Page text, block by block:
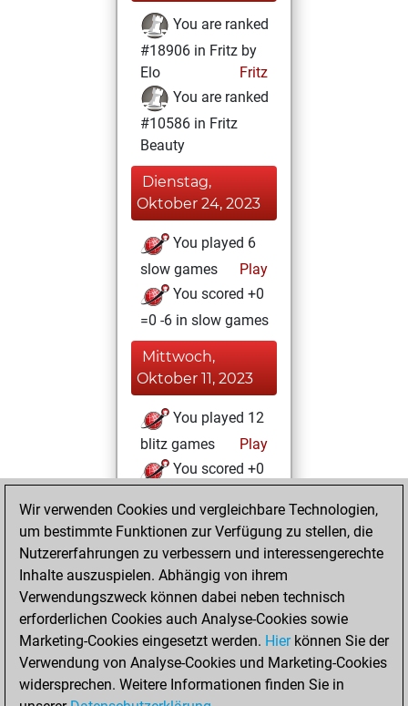
You are ranked
#18906 in Fritz by
Elo
Fritz
You are ranked
#10586 in Fritz
Beauty
Dienstag,
Oktober 24, 2023
You played 6
slow games
Play
You scored +0
=0 -6 in slow games
Mittwoch,
Oktober 11, 2023
You played 12
blitz games
Play
You scored +0
Samstag,
Oktober 7, 2023
You achieved a
BeautyScore of 20
Fritz
You
achieved a new Elo
of 1574
Wir verwenden Cookies und vergleichbare Technologien,
um bestimmte Funktionen zur Verfügung zu stellen, die
Nutzererfahrungen zu verbessern und interessengerechte
Inhalte auszuspielen. Abhängig von ihrem
Verwendungszweck können dabei neben technisch
erforderlichen Cookies auch Analyse-Cookies sowie
Marketing-Cookies eingesetzt werden. Hierkönnen Sie der
Verwendung von Analyse-Cookies und Marketing-Cookies
widersprechen. Weitere Informationen finden Sie in